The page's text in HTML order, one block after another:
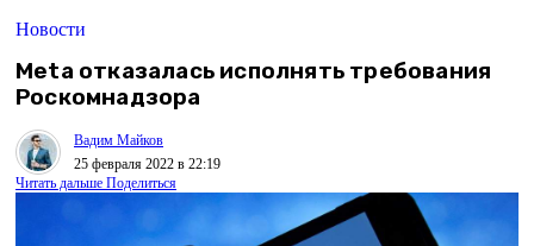
Новости
Meta отказалась исполнять требования
Роскомнадзора
Вадим Майков
25 февраля 2022 в 22:19
Читать дальше Поделиться